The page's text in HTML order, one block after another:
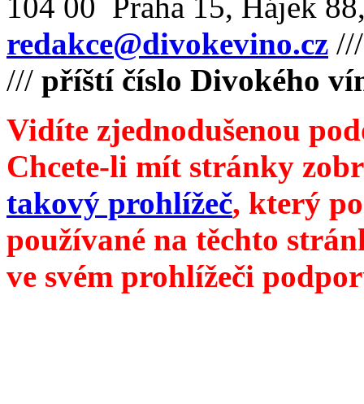
redakce@divokevino.cz
/// příští číslo Divokého
Vidíte zjednodušenou
Chcete-li mít stránky
takový prohlížeč, který
používané na těchto
ve svém prohlížeči